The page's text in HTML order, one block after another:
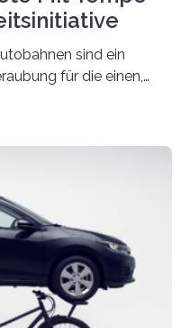
sind ein
für die einen,
der
um 35 Prozent. Die
Research
5. August 2025 online
sind…